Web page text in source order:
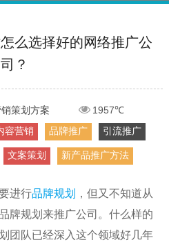
么选择好的网络推广公
司？
策划方案
1957℃
容营销 品牌推广 引流推广
文案策划 新产品推广方法
进行品牌规划
，但又不知道从
牌规划来推广公司。什么样的
团队已经深入这个领域好几年